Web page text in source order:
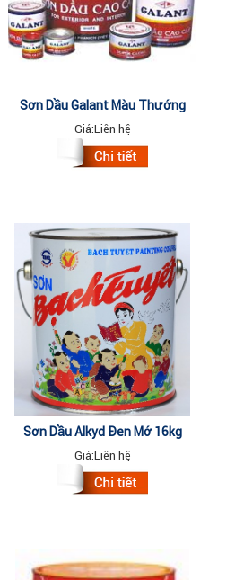
Sơn Dầu Galant Màu Thường
3Lit
Giá:Liên hệ
Sơn Dầu Alkyd Đen Mờ 16kg
Giá:Liên hệ